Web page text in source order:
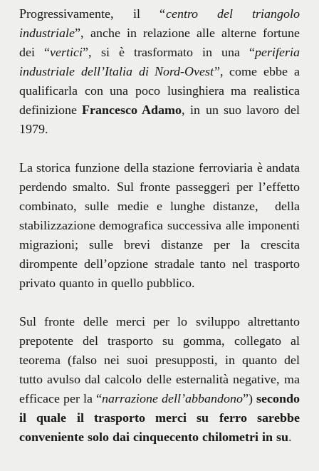
Progressivamente, il “centro del triangolo
industriale”, anche in relazione alle alterne fortune
dei “vertici”, si è trasformato in una “periferia
industriale dell’Italia di Nord-Ovest”, come ebbe a
qualificarla con una poco lusinghiera ma realistica
definizioneFrancesco Adamo, in un suo lavoro del
1979.
La storica funzione della stazione ferroviaria è andata
perdendo smalto. Sul fronte passeggeri per l’effetto
combinato, sulle medie e lunghe distanze, della
stabilizzazione demografica successiva alle imponenti
migrazioni; sulle brevi distanze per la crescita
dirompente dell’opzione stradale tanto nel trasporto
privato quanto in quello pubblico.
Sul fronte delle merci per lo sviluppo altrettanto
prepotente del trasporto su gomma, collegato al
teorema (falso nei suoi presupposti, in quanto del
tutto avulso dal calcolo delle esternalità negative, ma
efficace per la “narrazione dell’abbandono”)secondo
il quale il trasporto merci su ferro sarebbe
conveniente solo dai cinquecento chilometri in su.